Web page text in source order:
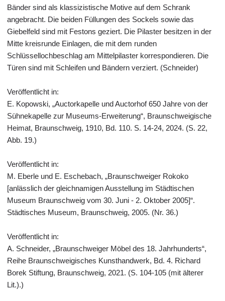
Bänder sind als klassizistische Motive auf dem Schrank
angebracht. Die beiden Füllungen des Sockels sowie das
Giebelfeld sind mit Festons geziert. Die Pilaster besitzen in der
Mitte kreisrunde Einlagen, die mit dem runden
Schlüssellochbeschlag am Mittelpilaster korrespondieren. Die
Türen sind mit Schleifen und Bändern verziert. (Schneider)
Veröffentlicht in:
E. Kopowski, „Auctorkapelle und Auctorhof 650 Jahre von der
Sühnekapelle zur Museums-Erweiterung“, Braunschweigische
Heimat, Braunschweig, 1910, Bd. 110. S. 14-24, 2024. (S. 22,
Abb. 19.)
Veröffentlicht in:
M. Eberle und E. Eschebach, „Braunschweiger Rokoko
[anlässlich der gleichnamigen Ausstellung im Städtischen
Museum Braunschweig vom 30. Juni - 2. Oktober 2005]“.
Städtisches Museum, Braunschweig, 2005. (Nr. 36.)
Veröffentlicht in:
A. Schneider, „Braunschweiger Möbel des 18. Jahrhunderts“,
Reihe Braunschweigisches Kunsthandwerk, Bd. 4. Richard
Borek Stiftung, Braunschweig, 2021. (S. 104-105 (mit älterer
Lit.).)